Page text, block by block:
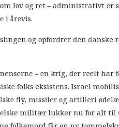
lov og ret – administrativt er
i årevis.
og opfordrer den
– en krig, der reelt har
folks eksistens. Israel
fly, missiler og artilleri
militær lukker nu for alt til